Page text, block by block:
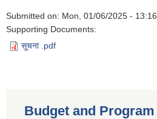
Submitted on: Mon, 01/06/2025 - 13:16
Supporting Documents:
सूचना .pdf
Budget and Program